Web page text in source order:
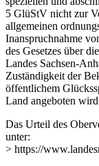
5 GlüStV nicht zur
allgemeinen
Inanspruchnahme
des Gesetzes über
Landes Sachsen-
Zuständigkeit der
öffentlichem
Land angeboten
Das Urteil des
unter:
> https://